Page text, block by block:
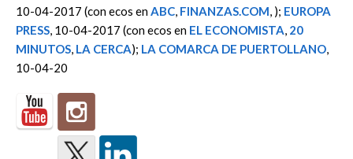
10-04-2017 (con ecos enABC, FINANZAS.COM, ); EUROPA
PRESS, 10-04-2017 (con ecos en EL ECONOMISTA, 20
MINUTOS, LA CERCA); LA COMARCA DE PUERTOLLANO,
10-04-20